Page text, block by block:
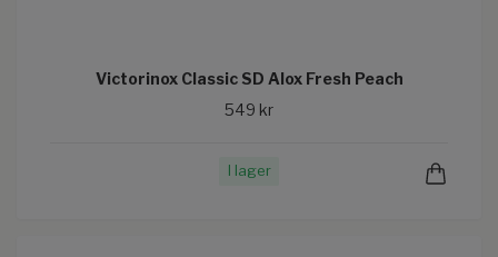
Victorinox Classic SD Alox Fresh Peach
549 kr
I lager